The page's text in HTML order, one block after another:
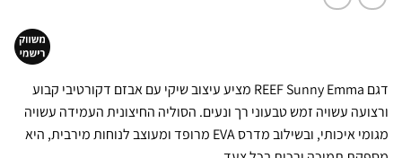
דגם REEF Sunny Emma מציע עיצוב שיקי עם אבזם דקורטיבי קבוע
ורצועה עשויה זמש טבעוני רך ונעים. הסוליה החיצונית העמידה עשויה
מגומי איכותי, ובשילוב מדרס EVA מרופד ומעוצב לנוחות מירבית, היא